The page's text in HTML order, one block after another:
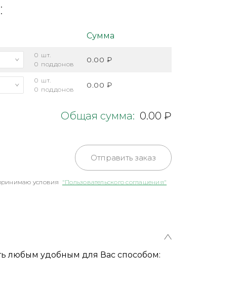
Сумма
0 шт.
0 поддонов 0.00 ₽
0 шт.
0 поддонов 0.00 ₽
Общая сумма: 0.00 ₽
Отправить заказ
условия
"Пользовательского соглашения"
любым удобным для Вас способом: